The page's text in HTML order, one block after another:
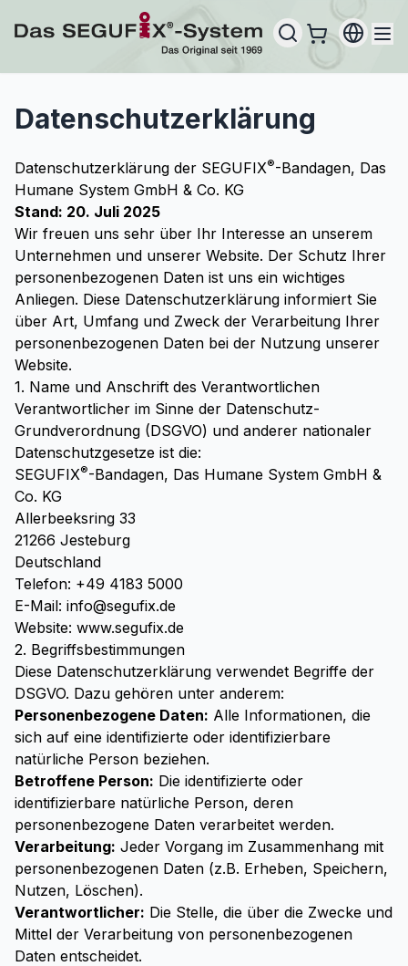
Datenschutzerklärung
Datenschutzerklärung der SEGUFIX®-Bandagen, Das
Humane System GmbH & Co. KG
Stand: 20. Juli 2025
Wir freuen uns sehr über Ihr Interesse an unserem
Unternehmen und unserer Website. Der Schutz Ihrer
personenbezogenen Daten ist uns ein wichtiges
Anliegen. Diese Datenschutzerklärung informiert Sie
über Art, Umfang und Zweck der Verarbeitung Ihrer
personenbezogenen Daten bei der Nutzung unserer
Website.
1. Name und Anschrift des Verantwortlichen
Verantwortlicher im Sinne der Datenschutz-
Grundverordnung (DSGVO) und anderer nationaler
Datenschutzgesetze ist die:
SEGUFIX®-Bandagen, Das Humane System GmbH &
Co. KG
Allerbeeksring 33
21266 Jesteburg
Deutschland
Telefon: +49 4183 5000
E-Mail: info@segufix.de
Website: www.segufix.de
2. Begriffsbestimmungen
Diese Datenschutzerklärung verwendet Begriffe der
DSGVO. Dazu gehören unter anderem:
Personenbezogene Daten: Alle Informationen, die
sich auf eine identifizierte oder identifizierbare
natürliche Person beziehen.
Betroffene Person: Die identifizierte oder
identifizierbare natürliche Person, deren
personenbezogene Daten verarbeitet werden.
Verarbeitung: Jeder Vorgang im Zusammenhang mit
personenbezogenen Daten (z.B. Erheben, Speichern,
Nutzen, Löschen).
Verantwortlicher: Die Stelle, die über die Zwecke und
Mittel der Verarbeitung von personenbezogenen
Daten entscheidet.